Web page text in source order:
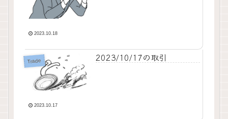
2023.10.18
Trade 2023/10/17の取引
2023.10.17